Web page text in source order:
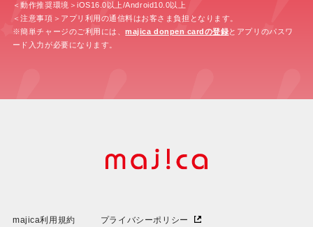
＜動作推奨環境＞iOS16.0以上/Android10.0以上
＜注意事項＞アプリ利用の通信料はお客さま負担となります。
※簡単チャージのご利用には、majica donpen cardの登録とアプリのパスワ
ード入力が必要になります。
majica利用規約 プライバシーポリシー